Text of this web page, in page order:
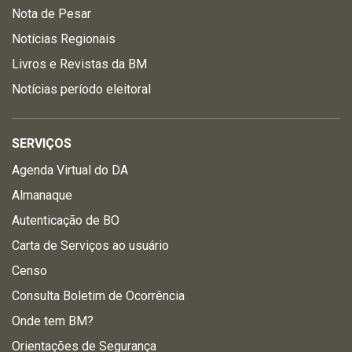
Nota de Pesar
Notícias Regionais
Livros e Revistas da BM
Notícias período eleitoral
SERVIÇOS
Agenda Virtual do DA
Almanaque
Autenticação de BO
Carta de Serviços ao usuário
Censo
Consulta Boletim de Ocorrência
Onde tem BM?
Orientações de Segurança